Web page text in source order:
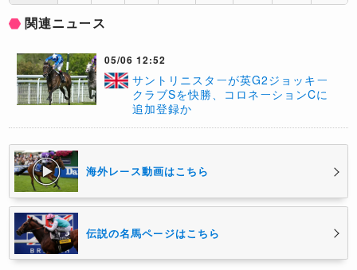
関連ニュース
05/06 12:52
サントリニスターが英G2ジョッキー
クラブSを快勝、コロネーションCに
追加登録か
海外レース動画はこちら
伝説の名馬ページはこちら